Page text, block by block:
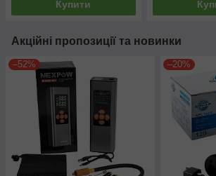
Купити
Акційні пропозиції та новинки
–52% –20%